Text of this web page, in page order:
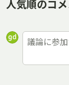
人気順のコメ